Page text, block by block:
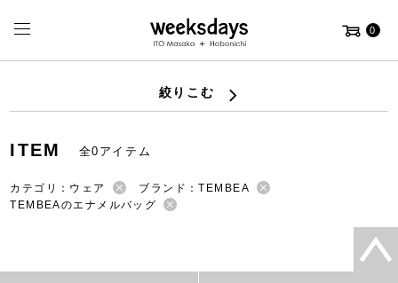
0
絞りこむ
ITEM 全0アイテム
カテゴリ：ウェア
ブランド：TEMBEA
TEMBEAのエナメルバッグ